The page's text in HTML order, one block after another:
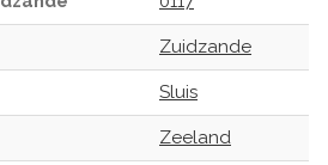
Zuidzande
Sluis
Zeeland